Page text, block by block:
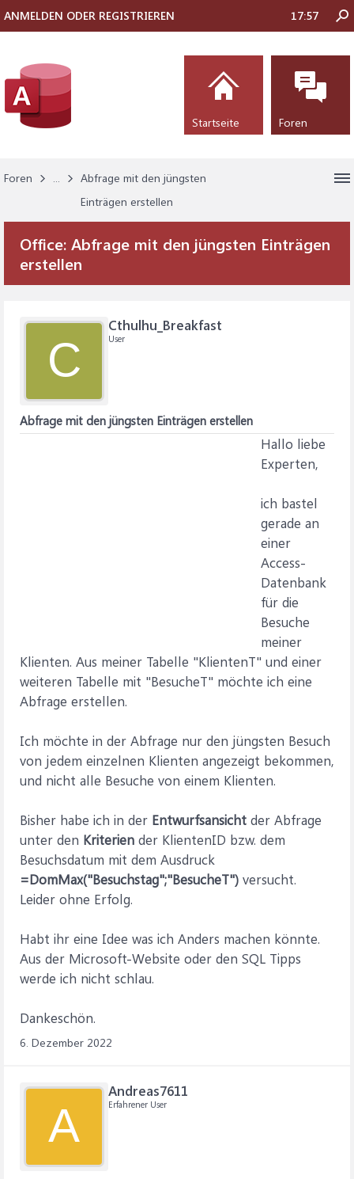
Foren ...
Abfrage mit den jüngsten
Einträgen erstellen
Office: Abfrage mit den jüngsten Einträgen
erstellen
C
Cthulhu_Breakfast
User
Abfrage mit den jüngsten Einträgen erstellen
Hallo liebe
Experten,
ich bastel
gerade an
einer
Access-
Datenbank
für die
Besuche
meiner
Klienten. Aus meiner Tabelle "KlientenT" und einer
weiteren Tabelle mit "BesucheT" möchte ich eine
Abfrage erstellen.
Ich möchte in der Abfrage nur den jüngsten Besuch
von jedem einzelnen Klienten angezeigt bekommen,
und nicht alle Besuche von einem Klienten.
Bisher habe ich in der Entwurfsansicht der Abfrage
unter den Kriterien der KlientenID bzw. dem
Besuchsdatum mit dem Ausdruck
=DomMax("Besuchstag";"BesucheT") versucht.
Leider ohne Erfolg.
Habt ihr eine Idee was ich Anders machen könnte.
Aus der Microsoft-Website oder den SQL Tipps
werde ich nicht schlau.
Dankeschön.
6. Dezember 2022
A
Andreas7611
Erfahrener User
ANMELDEN ODER REGISTRIEREN 17:57
Startseite Foren